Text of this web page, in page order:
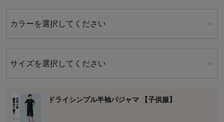
カラーを選択してください
サイズを選択してください
ドライシンプル半袖パジャマ 【子供服】